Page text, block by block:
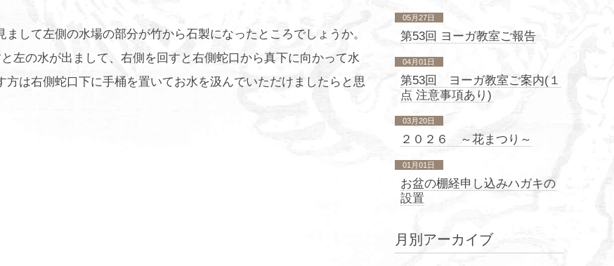
して左側の水場の部分が竹から石製になったところでしょうか。
左の水が出まして、右側を回すと右側蛇口から真下に向かって水
は右側蛇口下に手桶を置いてお水を汲んでいただけましたらと思
05月27日
第53回 ヨーガ教室ご報告
04月01日
第53回 ヨーガ教室ご案内(１
点 注意事項あり)
03月20日
２０２６ ～花まつり～
01月01日
お盆の棚経申し込みハガキの
設置
月別アーカイブ